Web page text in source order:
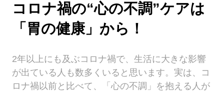
コロナ禍の“心の不調”ケアは
「胃の健康」から！
2年以上にも及ぶコロナ禍で、生活に大きな影響
が出ている人も数多くいると思います。実は、コ
ロナ禍以前と比べて、「心の不調」を抱える人が